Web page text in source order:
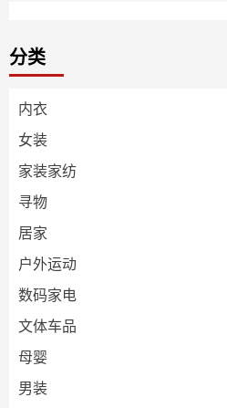
分类
内衣
女装
家装家纺
寻物
居家
户外运动
数码家电
文体车品
母婴
男装